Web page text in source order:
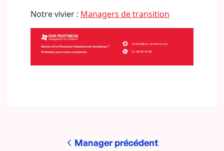
Notre vivier : Managers de transition
Manager précédent